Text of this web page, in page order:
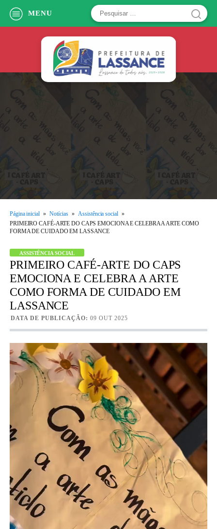
MENU
Pesquisar
Página inicial » Notícias » Assistência social »
PRIMEIRO CAFÉ-ARTE DO CAPS EMOCIONA E CELEBRA A ARTE COMO
FORMA DE CUIDADO EM LASSANCE
ASSISTÊNCIA SOCIAL
PRIMEIRO CAFÉ-ARTE DO CAPS
EMOCIONA E CELEBRA A ARTE
COMO FORMA DE CUIDADO EM
LASSANCE
DATA DE PUBLICAÇÃO: 09 OUT 2025